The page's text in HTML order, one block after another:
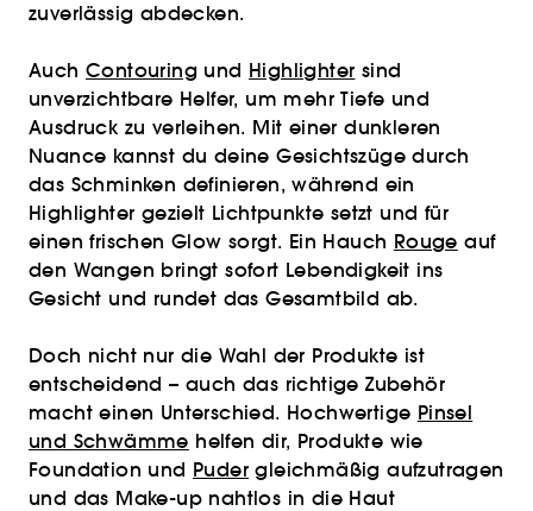
zuverlässig abdecken.
Auch Contouring und Highlighter sind
unverzichtbare Helfer, um mehr Tiefe und
Ausdruck zu verleihen. Mit einer dunkleren
Nuance kannst du deine Gesichtszüge durch
das Schminken definieren, während ein
Highlighter gezielt Lichtpunkte setzt und für
einen frischen Glow sorgt. Ein Hauch Rouge auf
den Wangen bringt sofort Lebendigkeit ins
Gesicht und rundet das Gesamtbild ab.
Doch nicht nur die Wahl der Produkte ist
entscheidend – auch das richtige Zubehör
macht einen Unterschied. Hochwertige Pinsel
und Schwämme helfen dir, Produkte wie
Foundation und Puder gleichmäßig aufzutragen
und das Make-up nahtlos in die Haut